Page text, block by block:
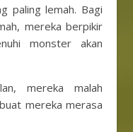
paling lemah. Bagi
mereka berpikir
monster akan
mereka malah
mereka merasa